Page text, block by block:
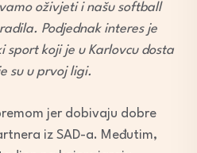
oživjeti i našu softball
Podjednak interes je
sport koji je u Karlovcu dosta
su u prvoj ligi.
jer dobivaju dobre
iz SAD-a. Međutim,